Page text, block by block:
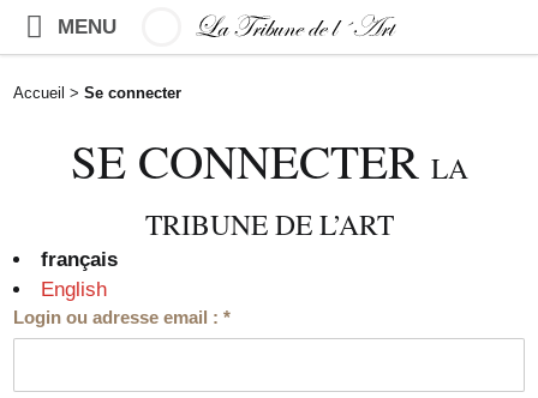
MENU
Accueil > Se connecter
SE CONNECTER LA
TRIBUNE DE L’ART
français
English
Login ou adresse email :*